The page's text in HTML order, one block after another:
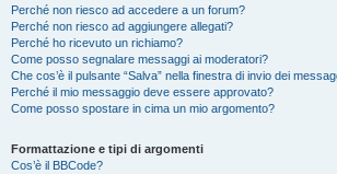
Perché non riesco ad accedere a un forum?
Perché non riesco ad aggiungere allegati?
Perché ho ricevuto un richiamo?
Come posso segnalare messaggi ai moderatori?
Che cos’è il pulsante “Salva” nella finestra di invio dei
Perché il mio messaggio deve essere approvato?
Come posso spostare in cima un mio argomento?
Formattazione e tipi di argomenti
Cos’è il BBCode?